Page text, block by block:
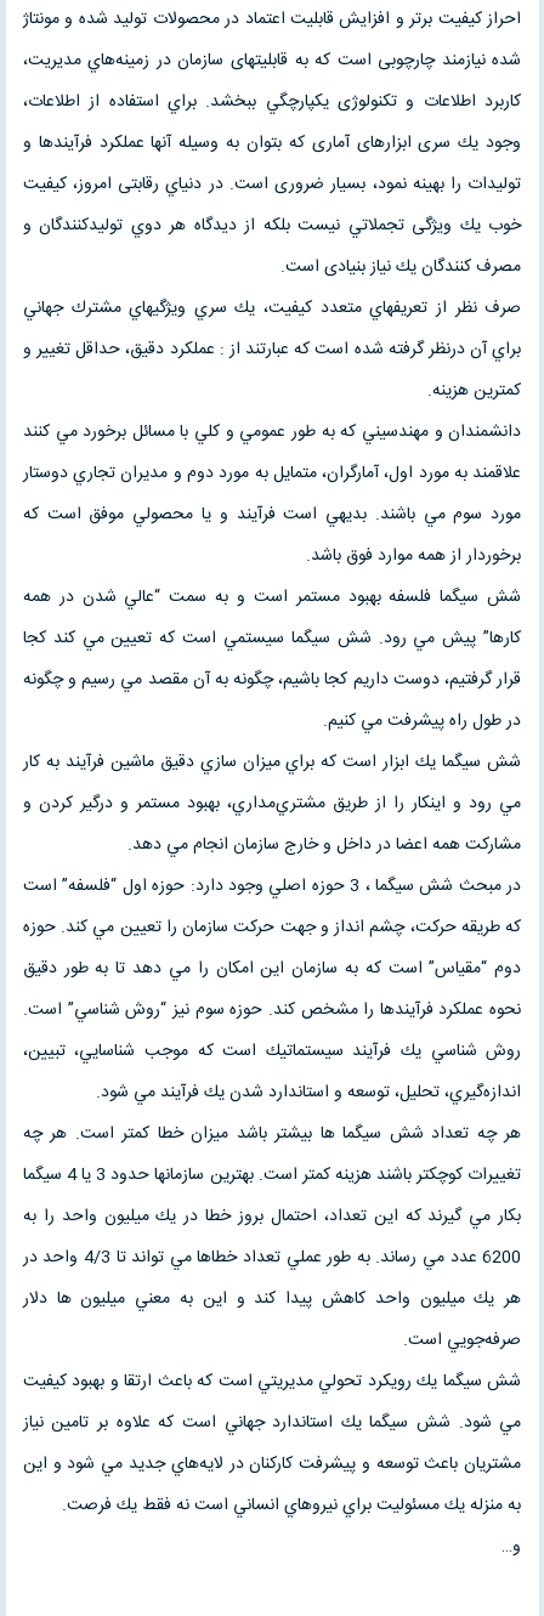
احراز كيفيت برتر و افزایش قابلیت اعتماد در محصولات تولید شده و مونتاژ
شده نیازمند چارچوبی است كه به قابلیتهای سازمان در زمينه‌هاي مدیریت،
کاربرد اطلاعات و تکنولوژی يكپارچگي ببخشد. براي استفاده از اطلاعات،
وجود يك سری ابزارهای آماری كه بتوان به وسیله آنها عملکرد فرآیندها و
تولیدات را بهينه نمود، بسیار ضروری است. در دنياي رقابتی امروز، كيفيت
خوب يك ویژگی تجملاتي نيست بلکه از دیدگاه هر دوي توليدكنندگان و
مصرف كنندگان يك نیاز بنیادی است.
صرف نظر از تعريفهاي متعدد كيفيت، يك سري ويژگيهاي مشترك جهاني
براي آن درنظر گرفته شده است كه عبارتند از : عملكرد دقيق، حداقل تغيير و
كمترين هزينه.
دانشمندان و مهندسيني كه به طور عمومي و كلي با مسائل برخورد مي كنند
علاقمند به مورد اول، آمارگران، متمايل به مورد دوم و مديران تجاري دوستار
مورد سوم مي باشند. بديهي است فرآيند و يا محصولي موفق است كه
برخوردار از همه موارد فوق باشد.
شش سیگما فلسفه بهبود مستمر است و به سمت “عالي شدن در همه
كارها” پيش مي رود. شش سیگما سيستمي است كه تعيين مي كند كجا
قرار گرفتيم، دوست داريم كجا باشيم، چگونه به آن مقصد مي رسيم و چگونه
در طول راه پيشرفت مي كنيم.
شش سیگما يك ابزار است كه براي ميزان سازي دقيق ماشين فرآيند به كار
مي رود و اينكار را از طريق مشتري‌مداري، بهبود مستمر و درگير كردن و
مشاركت همه اعضا در داخل و خارج سازمان انجام مي دهد.
در مبحث شش سیگما ، 3 حوزه اصلي وجود دارد: حوزه اول “فلسفه” است
كه طريقه حركت، چشم انداز و جهت حركت سازمان را تعيين مي كند. حوزه
دوم “مقياس” است كه به سازمان اين امكان را مي دهد تا به طور دقيق
نحوه عملكرد فرآيندها را مشخص كند. حوزه سوم نيز “روش شناسي” است.
روش شناسي يك فرآيند سيستماتيك است كه موجب شناسايي، تبيين،
اندازه‌گيري، تحليل، توسعه و استاندارد شدن يك فرآيند مي شود.
هر چه تعداد شش سیگما ها بيشتر باشد ميزان خطا كمتر است. هر چه
تغييرات كوچكتر باشند هزینه کمتر است. بهترين سازمانها حدود 3 يا 4 سيگما
بكار مي گيرند كه اين تعداد، احتمال بروز خطا در يك ميليون واحد را به
6200 عدد مي رساند. به طور عملي تعداد خطاها مي تواند تا 4/3 واحد در
هر يك ميليون واحد كاهش پيدا كند و اين به معني ميليون ها دلار
صرفه‌جويي است.
شش سیگما يك رويكرد تحولي مديريتي است كه باعث ارتقا و بهبود كيفيت
مي شود. شش سیگما يك استاندارد جهاني است كه علاوه بر تامين نياز
مشتريان باعث توسعه و پيشرفت كاركنان در لايه‌هاي جديد مي شود و اين
به منزله يك مسئوليت براي نيروهاي انساني است نه فقط يك فرصت.
و…